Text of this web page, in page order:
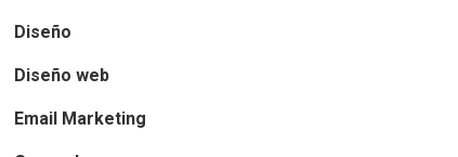
Diseño
Diseño web
Email Marketing